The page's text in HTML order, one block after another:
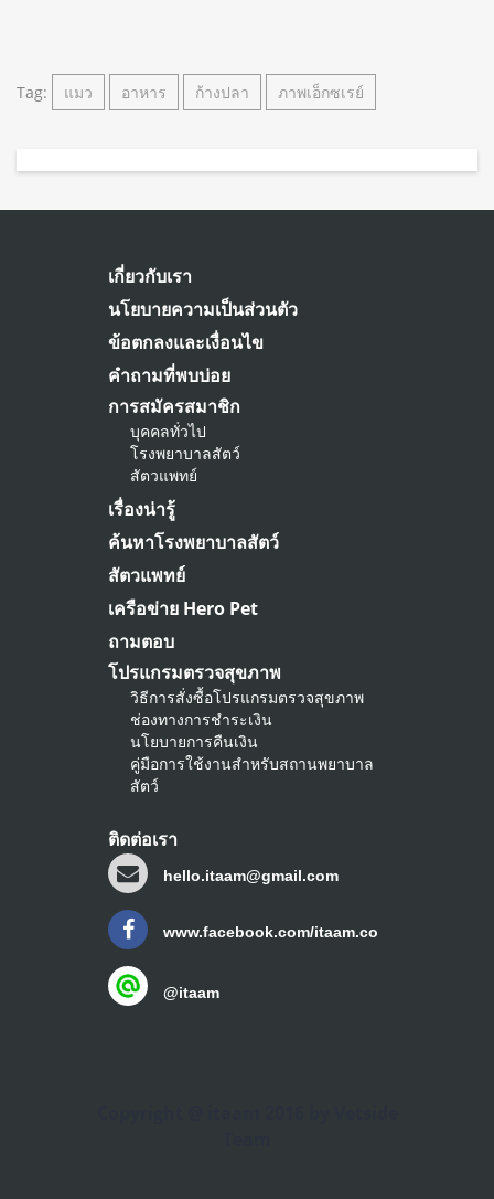
Tag: แมว อาหาร ก้างปลา ภาพเอ็กซเรย์
เกี่ยวกับเรา
นโยบายความเป็นส่วนตัว
ข้อตกลงและเงื่อนไข
คำถามที่พบบ่อย
การสมัครสมาชิก
บุคคลทั่วไป
โรงพยาบาลสัตว์
สัตวแพทย์
เรื่องน่ารู้
ค้นหาโรงพยาบาลสัตว์
สัตวแพทย์
เครือข่าย Hero Pet
ถามตอบ
โปรแกรมตรวจสุขภาพ
วิธีการสั่งซื้อโปรแกรมตรวจสุขภาพ
ช่องทางการชำระเงิน
นโยบายการคืนเงิน
คู่มือการใช้งานสำหรับสถานพยาบาล
สัตว์
ติดต่อเรา
hello.itaam@gmail.com
www.facebook.com/itaam.co
@itaam